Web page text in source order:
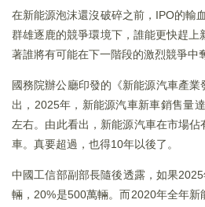
在新能源泡沫還沒破碎之前，IPO的輸
群雄逐鹿的競爭環境下，誰能更快趕上
著誰將有可能在下一階段的激烈競爭中
國務院辦公廳印發的《新能源汽車產
出，2025年，新能源汽車新車銷售量
左右。由此看出，新能源汽車在市場
車。真要超過，也得10年以後了。
中國工信部副部長隨後透露，如果
輛，20%是500萬輛。而2020年全年